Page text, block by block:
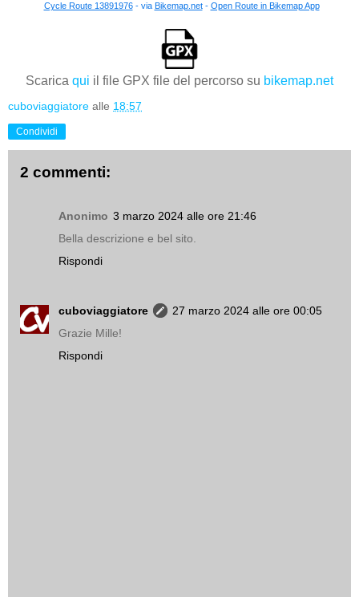
Cycle Route 13891976- via Bikemap.net- Open Route in Bikemap App
Scarica qui il file GPX file del percorso su bikemap.net
cuboviaggiatore alle 18:57
Condividi
2 commenti:
Anonimo 3 marzo 2024 alle ore 21:46
Bella descrizione e bel sito.
Rispondi
cuboviaggiatore
27 marzo 2024 alle ore 00:05
Grazie Mille!
Rispondi